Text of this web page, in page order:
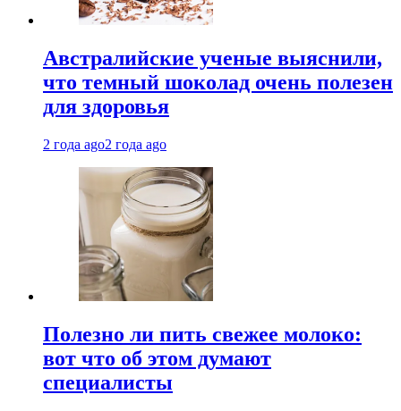
Австралийские ученые выяснили,
что темный шоколад очень полезен
для здоровья
2 года ago2 года ago
Полезно ли пить свежее молоко:
вот что об этом думают
специалисты